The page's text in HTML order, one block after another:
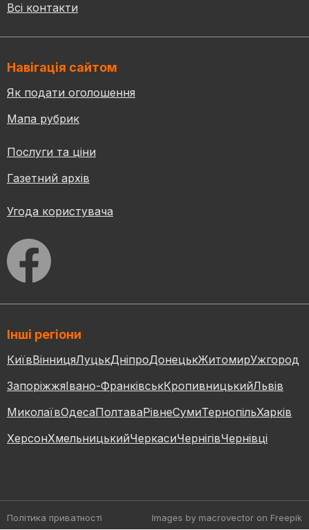
Всі контакти
Навігація сайтом
Як подати оголошення
Мапа рубрик
Послуги та ціни
Газетний архів
Угода користувача
Інші регіони
КиївВінницяЛуцькДніпроДонецькЖитомирУжгород
ЗапоріжжяІвано-ФранківськКропивницькийЛьвів
МиколаївОдесаПолтаваРівнеСумиТернопільХарків
ХерсонХмельницькийЧеркасиЧернігівЧернівці
Політика приватності Images by macrovector on Freepik